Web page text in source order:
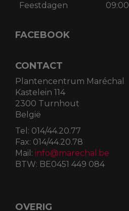
Feestdagen 09:00
FACEBOOK
CONTACT
Plantencentrum Maréchal
Kastelein 114
2300 Turnhout
België
Tel: 014/44.20.77
Fax: 014/44.20.78
Mail: info@marechal.be
BTW: BE0451 449 084
OVERIG